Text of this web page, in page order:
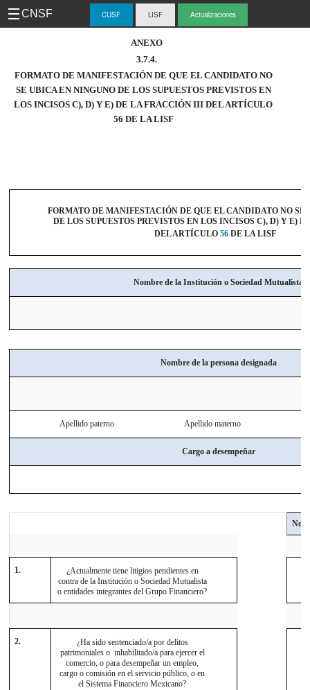
CNSF CUSF LISF Actualizaciones
ANEXO
3.7.4.
FORMATO DE MANIFESTACIÓN DE QUE EL CANDIDATO NO
SE UBICA EN NINGUNO DE LOS SUPUESTOS PREVISTOS EN
LOS INCISOS C), D) Y E) DE LA FRACCIÓN III DEL ARTÍCULO
56 DE LA LISF
FORMATO DE MANIFESTACIÓN DE QUE EL CANDIDATO NO SE
DE LOS SUPUESTOS PREVISTOS EN LOS INCISOS C), D) Y E)
DEL ARTÍCULO 56DE LA LISF
Nombre de la Institución o Sociedad Mutualista
Nombre de la persona designada
Apellido paterno Apellido materno
Cargo a desempeñar
No
1.
¿Actualmente tiene litigios pendientes en
contra de la Institución o Sociedad Mutualista
o entidades integrantes del Grupo Financiero?
2.
¿Ha sido sentenciado/a por delitos
patrimoniales o inhabilitado/a para ejercer el
comercio, o para desempeñar un empleo,
cargo o comisión en el servicio público, o en
el Sistema Financiero Mexicano?